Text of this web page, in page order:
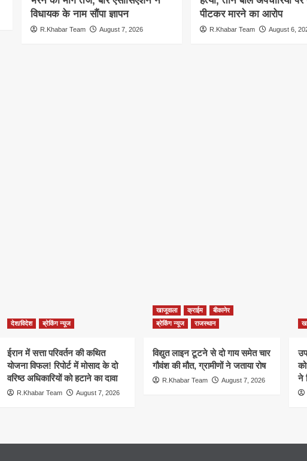
विधायक के नाम सौंपा ज्ञापन
R.Khabar Team August 7, 2026
पीटकर मारने का आरोप
R.Khabar Team August 6,
देश/विदेश ब्रेकिंग न्यूज
ईरान में सत्ता परिवर्तन की कथित
योजना विफल! रिपोर्ट में मोसाद के दो
वरिष्ठ अधिकारियों को हटाने का दावा
R.Khabar Team August 7, 2026
खाजूवाला क्राईम
बीकानेर
ब्रेकिंग न्यूज
राजस्थान
विद्युत लाइन टूटने से दो गाय समेत चार
गौवंश की मौत, ग्रामीणों ने जताया रोष
R.Khabar Team August 7, 2026
ने